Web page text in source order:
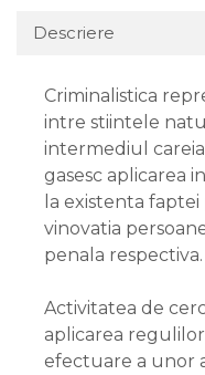
Descriere
Criminalistica
intre stiintele
intermediul
gasesc aplicarea
la existenta
vinovatia
penala respectiva.
Activitatea de
aplicarea
efectuare a unor